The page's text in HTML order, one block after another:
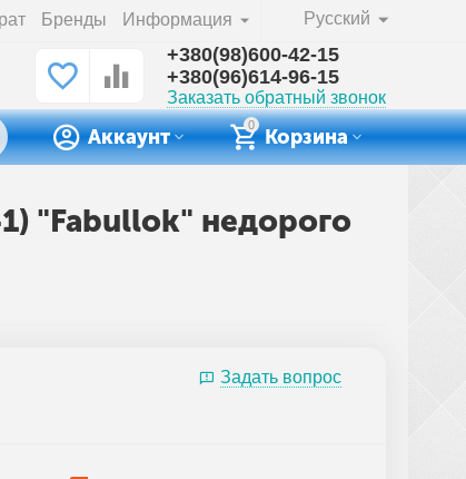
Русский
Бренды Информация
+380(98)600-42-15
+380(96)614-96-15
Заказать обратный звонок
0
Корзина
Аккаунт
"Fabullok" недорого
Задать вопрос